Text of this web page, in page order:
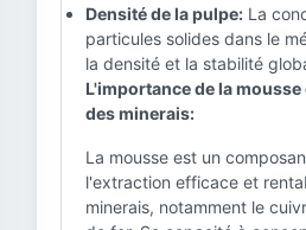
Densité de la pulpe: La
particules solides dans le
la densité et la stabilité
L'importance de la
des minerais:
La mousse est un
l'extraction efficace et
minerais, notamment le